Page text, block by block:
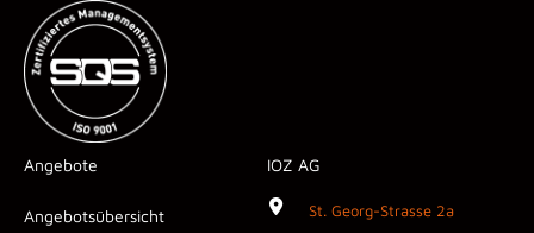
Angebote
Angebotsübersicht
IOZ AG
St. Georg-Strasse 2a